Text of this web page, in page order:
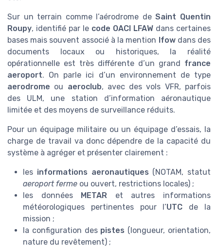
Sur un terrain comme l’aérodrome deSaint Quentin
Roupy, identifié par le code OACI LFAW dans certaines
bases mais souvent associé à la mention lfowdans des
documents locaux ou historiques, la réalité
opérationnelle est très différente d’un grand france
aeroport. On parle ici d’un environnement de type
aerodrome ou aeroclub, avec des vols VFR, parfois
des ULM, une station d’information aéronautique
limitée et des moyens de surveillance réduits.
Pour un équipage militaire ou un équipage d’essais, la
charge de travail va donc dépendre de la capacité du
système à agréger et présenter clairement :
les informations aeronautiques (NOTAM, statut
aeroport ferme ou ouvert, restrictions locales) ;
les données
METAR et autres informations
météorologiques pertinentes pour l’UTC de la
mission ;
la configuration des pistes (longueur, orientation,
nature du revêtement) ;